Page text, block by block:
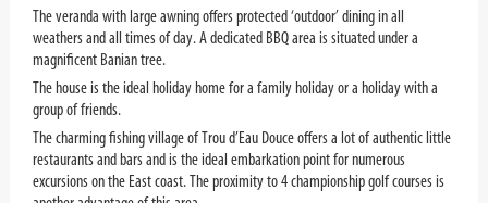
The veranda with large awning offers protected ‘outdoor’ dining in all
weathers and all times of day. A dedicated BBQ area is situated under a
magnificent Baniantree.
The house is the ideal holiday home for a family holiday or a holiday with a
group of friends.
The charming fishing village of Trou d’Eau Douce offers a lot of authentic little
restaurants and bars and is the ideal embarkation point for numerous
excursions on the East coast. The proximity to 4 championship golf courses is